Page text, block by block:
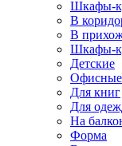
Шкафы-
В
В
Шкафы-
Детские
Офисные
Для книг
Для
На
Форма